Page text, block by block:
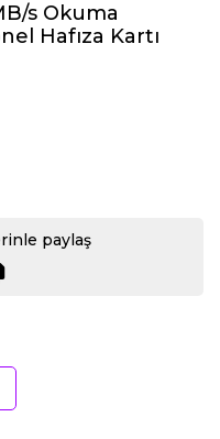
s Okuma
Hafıza Kartı
paylaş